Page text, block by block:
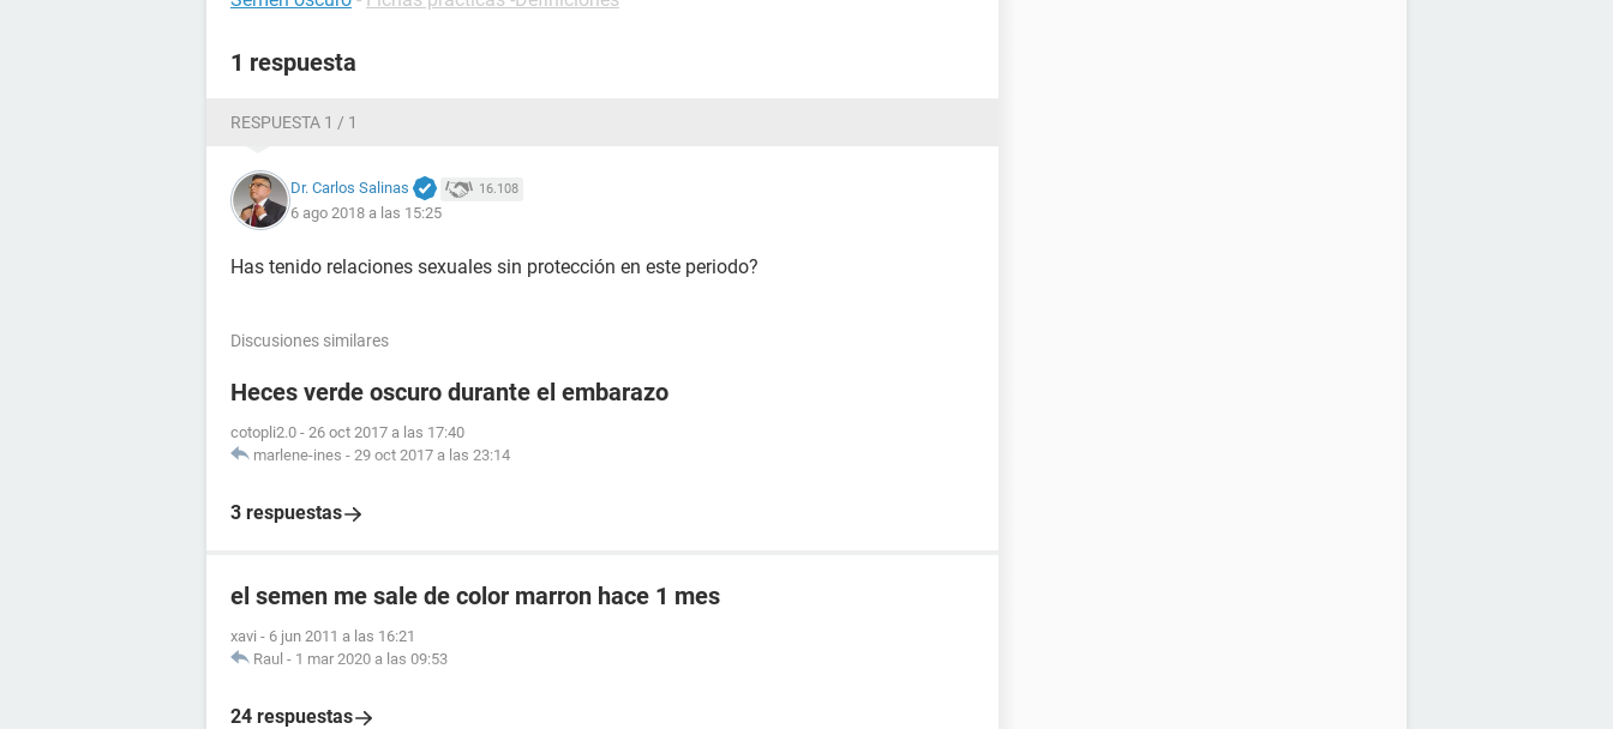
1 respuesta
RESPUESTA 1 / 1
Dr. Carlos Salinas 16.108
6 ago 2018 a las 15:25
Has tenido relaciones sexuales sin protección en este periodo?
Discusiones similares
Heces verde oscuro durante el embarazo
cotopli2.0 - 26 oct 2017 a las 17:40
marlene-ines - 29 oct 2017 a las 23:14
3 respuestas
el semen me sale de color marron hace 1 mes
xavi - 6 jun 2011 a las 16:21
Raul - 1 mar 2020 a las 09:53
24 respuestas